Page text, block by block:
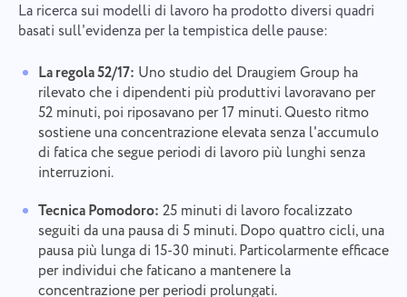
La ricerca sui modelli di lavoro ha prodotto diversi quadri
basati sull'evidenza per la tempistica delle pause:
La regola 52/17: Uno studio del Draugiem Group ha
rilevato che i dipendenti più produttivi lavoravano per
52 minuti, poi riposavano per 17 minuti. Questo ritmo
sostiene una concentrazione elevata senza l'accumulo
di fatica che segue periodi di lavoro più lunghi senza
interruzioni.
Tecnica Pomodoro: 25 minuti di lavoro focalizzato
seguiti da una pausa di 5 minuti. Dopo quattro cicli, una
pausa più lunga di 15-30 minuti. Particolarmente efficace
per individui che faticano a mantenere la
concentrazione per periodi prolungati.